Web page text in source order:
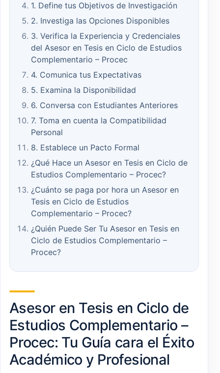
1. Define tus Objetivos de Investigación
2. Investiga las Opciones Disponibles
3. Verifica la Experiencia y Credenciales
del Asesor en Tesis en Ciclo de Estudios
Complementario – Procec
4. Comunica tus Expectativas
5. Examina la Disponibilidad
6. Conversa con Estudiantes Anteriores
7. Toma en cuenta la Compatibilidad
Personal
8. Establece un Pacto Formal
¿Qué Hace un Asesor en Tesis en Ciclo de
Estudios Complementario – Procec?
¿Cuánto se paga por hora un Asesor en
Tesis en Ciclo de Estudios
Complementario – Procec?
¿Quién Puede Ser Tu Asesor en Tesis en
Ciclo de Estudios Complementario –
Procec?
Asesor en Tesis en Ciclo de
Estudios Complementario –
Procec: Tu Guía cara el Éxito
Académico y Profesional